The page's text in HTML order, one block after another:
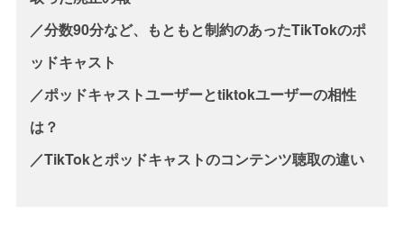
／分数90分など、もともと制約のあったTikTokのポ
ッドキャスト
／ポッドキャストユーザーとtiktokユーザーの相性
は？
／TikTokとポッドキャストのコンテンツ聴取の違い